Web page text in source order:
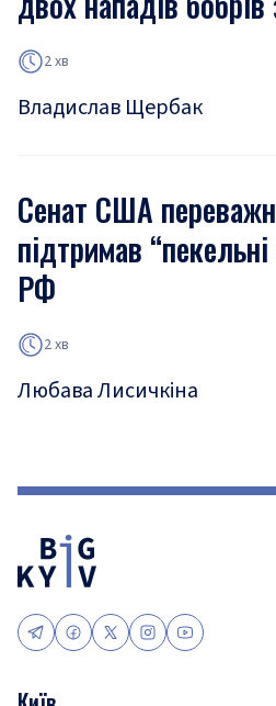
2 хв
Владислав Щербак
Сенат США
підтримав
РФ
2 хв
Любава Лисичкіна